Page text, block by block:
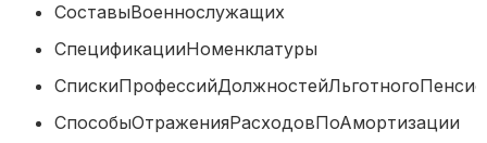
СоставыВоеннослужащих
СпецификацииНоменклатуры